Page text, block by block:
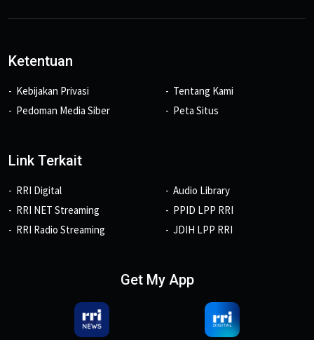
Ketentuan
Kebijakan Privasi
Pedoman Media Siber
Tentang Kami
Peta Situs
Link Terkait
RRI Digital
RRI NET Streaming
RRI Radio Streaming
Audio Library
PPID LPP RRI
JDIH LPP RRI
Get My App